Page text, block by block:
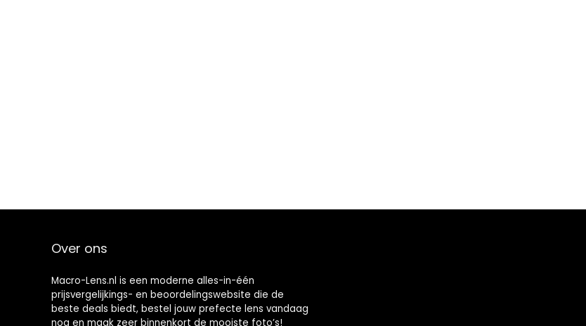
Over ons
Macro-Lens.nl is een moderne alles-in-één
prijsvergelijkings- en beoordelingswebsite die de
beste deals biedt, bestel jouw prefecte lens vandaag
nog en maak zeer binnenkort de mooiste foto’s!